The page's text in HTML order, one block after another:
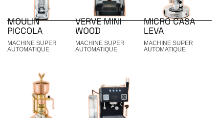
MOULIN
PICCOLA
MACHINE SUPER
AUTOMATIQUE
VERVE MINI
WOOD
MACHINE SUPER
AUTOMATIQUE
MICRO CASA
LEVA
MACHINE SUPER
AUTOMATIQUE